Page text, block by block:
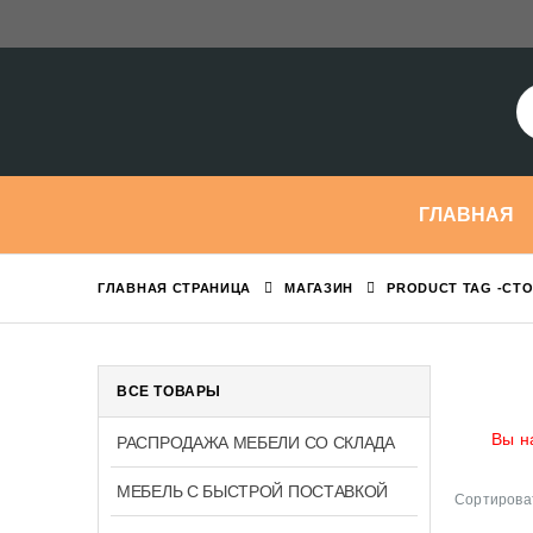
ГЛАВНАЯ
ГЛАВНАЯ СТРАНИЦА МАГАЗИН PRODUCT TAG -
Вы
ВСЕ ТОВАРЫ
РАСПРОДАЖА МЕБЕЛИ СО СКЛАДА
МЕБЕЛЬ С БЫСТРОЙ ПОСТАВКОЙ